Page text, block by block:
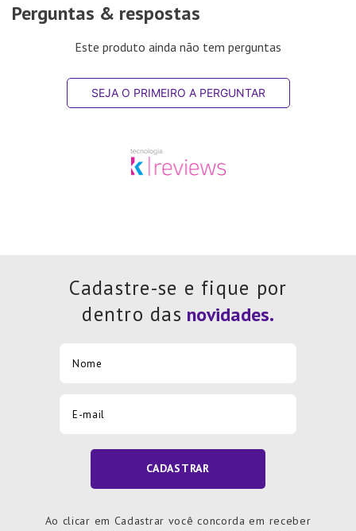
Perguntas & respostas
Este produto ainda não tem perguntas
SEJA O PRIMEIRO A PERGUNTAR
Cadastre-se e fique por
dentro das
CADASTRAR
Ao clicar em Cadastrar você concorda em receber